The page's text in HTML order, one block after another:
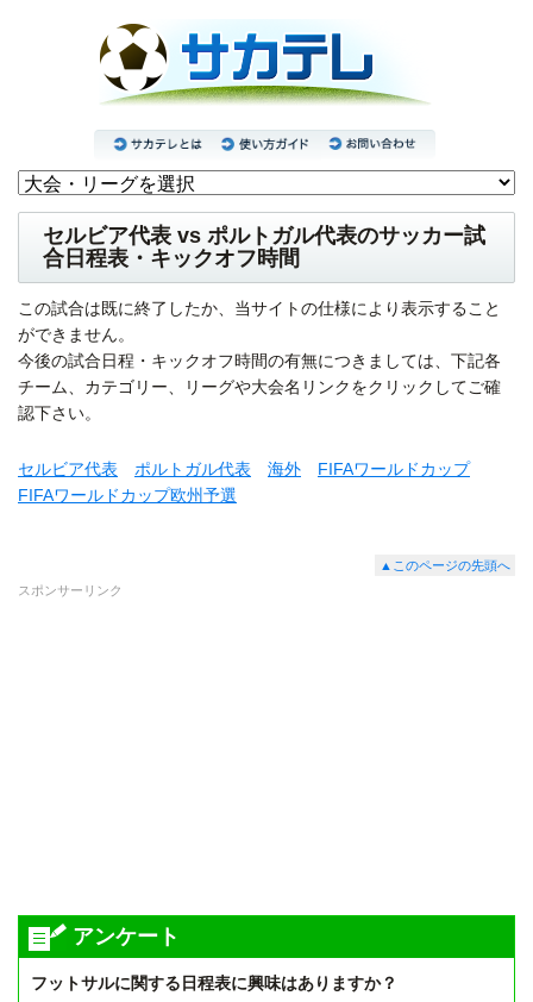
セルビア代表 vs ポルトガル代表のサッカー試
合日程表・キックオフ時間
この試合は既に終了したか、当サイトの仕様により表示すること
ができません。
今後の試合日程・キックオフ時間の有無につきましては、下記各
チーム、カテゴリー、リーグや大会名リンクをクリックしてご確
認下さい。
セルビア代表 ポルトガル代表 海外
FIFAワールドカップ
FIFAワールドカップ欧州予選
▲このページの先頭へ
スポンサーリンク
アンケート
フットサルに関する日程表に興味はありますか？